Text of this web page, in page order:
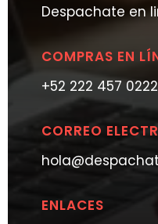
Despachate en
COMPRAS EN
+52 222 457 0222
CORREO
ENLACES